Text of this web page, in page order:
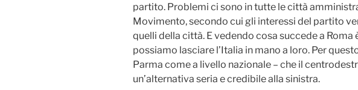
partito. Problemi ci sono in tutte le città
Movimento, secondo cui gli interessi del partito
quelli della città. E vedendo cosa succede a Roma
possiamo lasciare l’Italia in mano a loro. Per
Parma come a livello nazionale – che il
un’alternativa seria e credibile alla sinistra.